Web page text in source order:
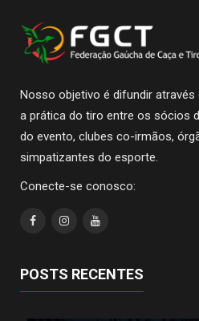
Nosso objetivo é difundir
a prática do tiro entre os sócios
do evento, clubes co-irmãos,
simpatizantes do esporte.
Conecte-se conosco:
POSTS RECENTES